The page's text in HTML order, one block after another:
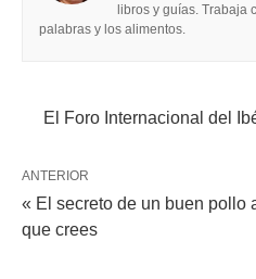
libros y guías. Trabaja
palabras y los alimentos.
El Foro Internacional del
ANTERIOR
« El secreto de un buen pollo
que crees